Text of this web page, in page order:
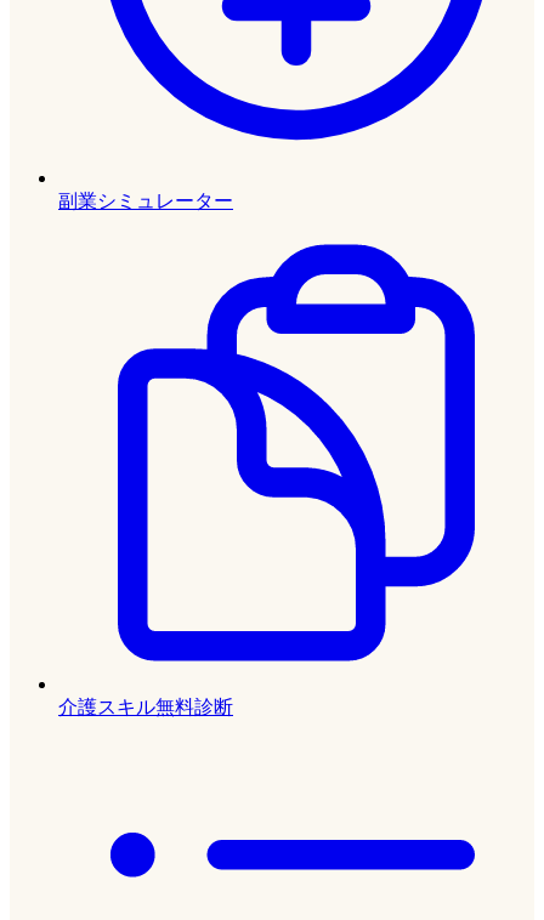
副業シミュレーター
介護スキル無料診断